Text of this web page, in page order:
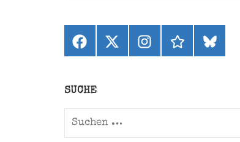
Facebook
X
(ehemals
Instagramthreadsbluesky
SUCHE
Suchen